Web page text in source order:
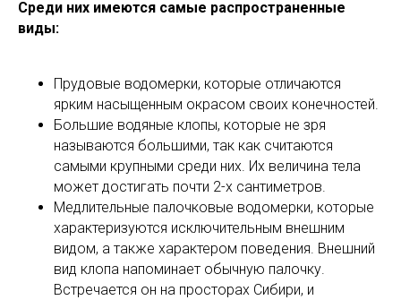
Среди них имеются самые распространенные
виды:
Прудовые водомерки, которые отличаются
ярким насыщенным окрасом своих конечностей.
Большие водяные клопы, которые не зря
называются большими, так как считаются
самыми крупными среди них. Их величина тела
может достигать почти 2-х сантиметров.
Медлительные палочковые водомерки, которые
характеризуются исключительным внешним
видом, а также характером поведения. Внешний
вид клопа напоминает обычную палочку.
Встречается он на просторах Сибири, и